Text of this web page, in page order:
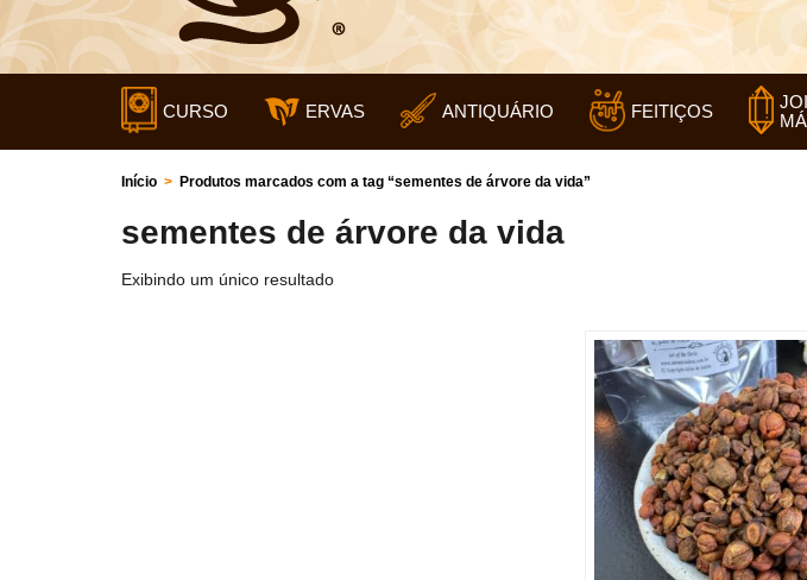
CURSO ERVAS ANTIQUÁRIO FEITIÇOS
Início > Produtos marcados com a tag “sementes de árvore da vida”
sementes de árvore da vida
Exibindo um único resultado